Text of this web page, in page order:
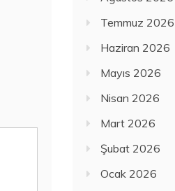
Temmuz 2026
Haziran 2026
Mayıs 2026
Nisan 2026
Mart 2026
Şubat 2026
Ocak 2026